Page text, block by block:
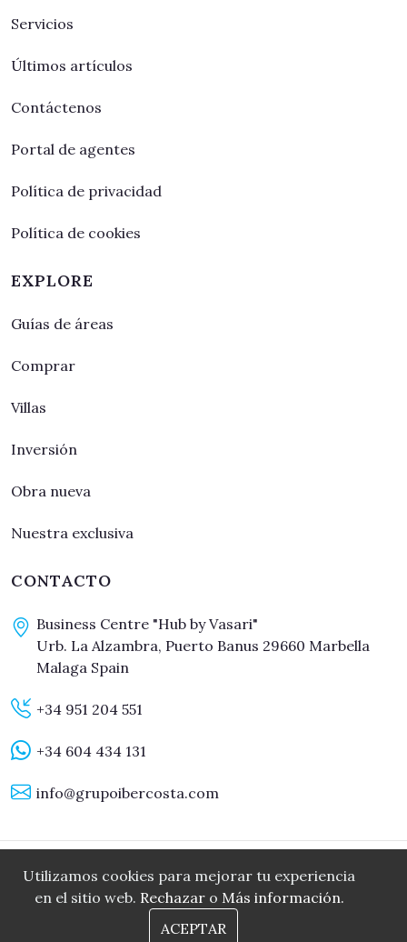
Utilizamos cookies para mejorar tu experiencia
en el sitio web. Rechazaro Más información.
ACEPTAR
Servicios
Últimos artículos
Contáctenos
Portal de agentes
Política de privacidad
Política de cookies
EXPLORE
Guías de áreas
Comprar
Villas
Inversión
Obra nueva
Nuestra exclusiva
CONTACTO
Business Centre "Hub by Vasari"
Urb. La Alzambra, Puerto Banus 29660 Marbella
Malaga Spain
+34 951 204 551
+34 604 434 131
info@grupoibercosta.com
Todos los derechos reservados. © 2008-2026 Grupo Ibercosta
Sitio web desarrollado por OUNTI